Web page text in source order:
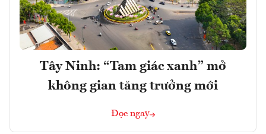
Tây Ninh: “Tam giác xanh” mở
không gian tăng trưởng mới
Đọc ngay